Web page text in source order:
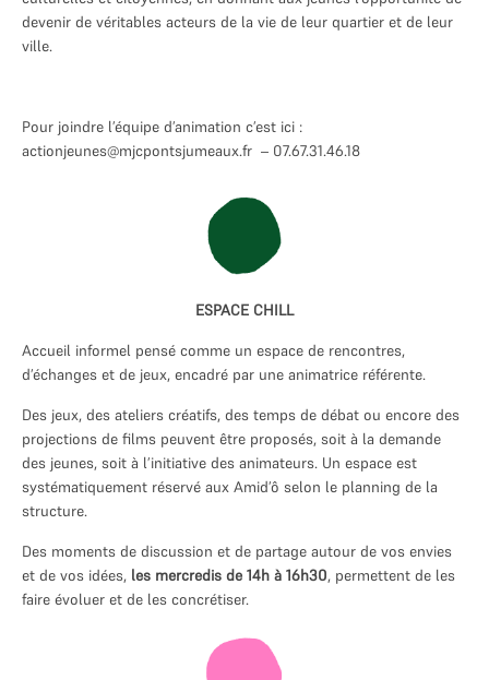
Jardin éphémère du grand cèdre
PROGRAMMATION
Evènements de nos partenaires
Evènements passés
Informations adhérents
Adhérer à la MJC
S’investir à la MJC
L’équipe de la MJC
Les intervenant.e.s
Recrutement
devenir de véritables acteurs de la vie de leur quartier et de leur
ville.
Pour joindre l’équipe d’animation c’est ici :
actionjeunes@mjcpontsjumeaux.fr – 07.67.31.46.18
ESPACE CHILL
Accueil informel pensé comme un espace de rencontres,
d’échanges et de jeux, encadré par une animatrice référente.
Des jeux, des ateliers créatifs, des temps de débat ou encore des
projections de films peuvent être proposés, soit à la demande
des jeunes, soit à l’initiative des animateurs. Un espace est
systématiquement réservé aux Amid’ô selon le planning de la
structure.
Des moments de discussion et de partage autour de vos envies
et de vos idées, les mercredis de 14h à 16h30, permettent de les
faire évoluer et de les concrétiser.